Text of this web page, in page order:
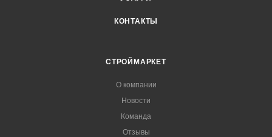
КОНТАКТЫ
СТРОЙМАРКЕТ
О компании
Новости
Команда
Отзывы